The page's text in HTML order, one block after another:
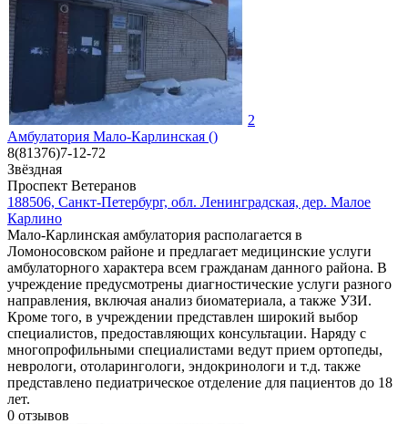
2
Амбулатория Мало-Карлинская ()
8(81376)7-12-72
Звёздная
Проспект Ветеранов
188506, Санкт-Петербург, обл. Ленинградская, дер. Малое
Карлино
Мало-Карлинская амбулатория располагается в
Ломоносовском районе и предлагает медицинские услуги
амбулаторного характера всем гражданам данного района. В
учреждение предусмотрены диагностические услуги разного
направления, включая анализ биоматериала, а также УЗИ.
Кроме того, в учреждении представлен широкий выбор
специалистов, предоставляющих консультации. Наряду с
многопрофильными специалистами ведут прием ортопеды,
неврологи, отоларингологи, эндокринологи и т.д. также
представлено педиатрическое отделение для пациентов до 18
лет.
0 отзывов